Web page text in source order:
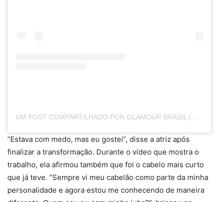
UM POST COMPARTILHADO POR GLAMOUR BRASIL (@GLAMOURBRASIL)
“Estava com medo, mas eu gostei”, disse a atriz após
finalizar a transformação. Durante o vídeo que mostra o
trabalho, ela afirmou também que foi o cabelo mais curto
que já teve. “Sempre vi meu cabelão como parte da minha
personalidade e agora estou me conhecendo de maneira